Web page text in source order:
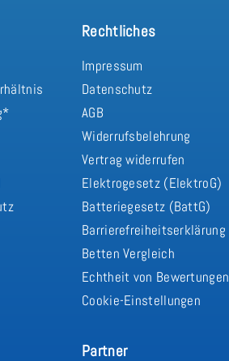
Rechtliches
Impressum
Datenschutz
AGB
Widerrufsbelehrung
Vertrag widerrufen
Elektrogesetz (ElektroG)
Batteriegesetz (BattG)
Barrierefreiheitserklärung
Betten Vergleich
Echtheit von Bewertungen
Cookie-Einstellungen
Partner